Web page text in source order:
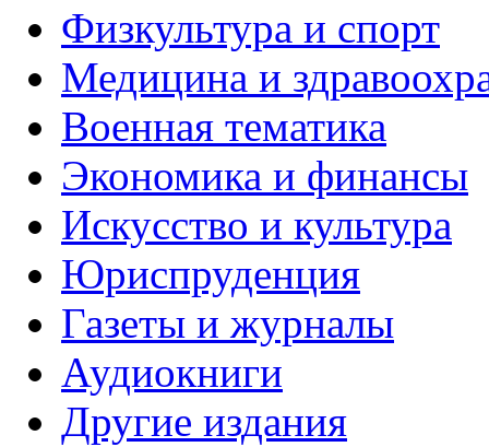
Физкультура и спорт
Медицина и
Военная тематика
Экономика и финансы
Искусство и культура
Юриспруденция
Газеты и журналы
Аудиокниги
Другие издания